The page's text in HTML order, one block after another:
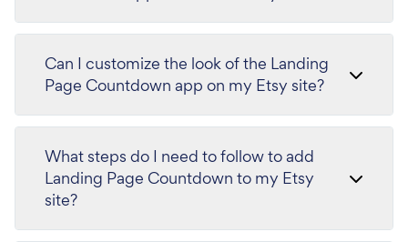
Can I customize the look of the Landing
Page Countdown app on my Etsy site?
What steps do I need to follow to add
Landing Page Countdown to my Etsy
site?